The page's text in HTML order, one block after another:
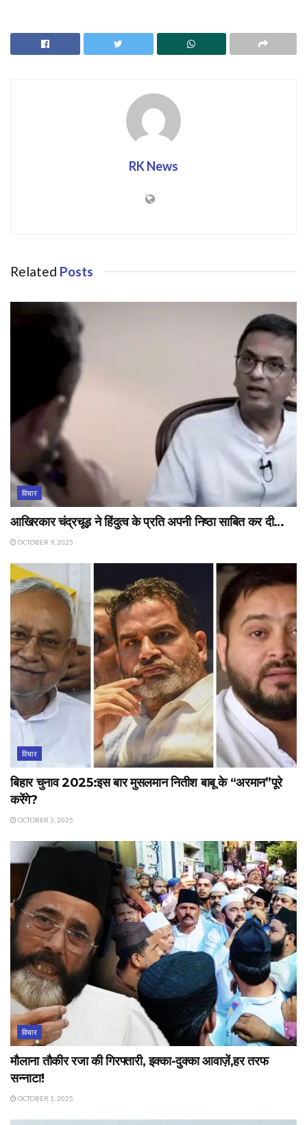
RK News
Related Posts
विचार
आखिरकार चंद्रचूड़ ने हिंदुत्व के प्रति अपनी निष्ठा साबित कर दी…
OCTOBER 9, 2025
विचार
बिहार चुनाव 2025:इस बार मुसलमान नितीश बाबू के “अरमान”पूरे
करेंगे?
OCTOBER 3, 2025
विचार
मौलाना तौकीर रजा की गिरफ्तारी, इक्का-दुक्का आवाज़ें,हर तरफ
सन्नाटा!
OCTOBER 1, 2025